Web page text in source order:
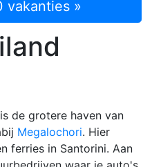
vakanties »
de grotere haven van
Megalochori. Hier
ferries in Santorini. Aan